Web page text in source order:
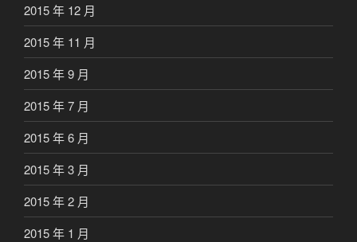
2015 年 12 月
2015 年 11 月
2015 年 9 月
2015 年 7 月
2015 年 6 月
2015 年 3 月
2015 年 2 月
2015 年 1 月